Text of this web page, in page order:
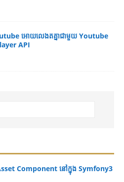
អោយ​លេងតគ្នាជាមួយ Youtube
API
Component នៅក្នុង Symfony3